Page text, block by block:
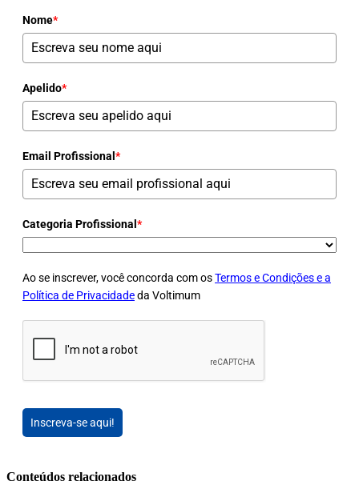
Nome*
Apelido*
Email Profissional *
Categoria Profissional *
Ao se inscrever, você concorda com osTermos e Condições e a
Política de Privacidadeda Voltimum
Inscreva-se aqui!
Conteúdos relacionados